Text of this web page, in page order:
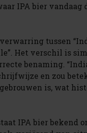
IPA bier vandaag
tussen
Het verschil is
benaming.
en zou
is, wat
IPA bier bekend